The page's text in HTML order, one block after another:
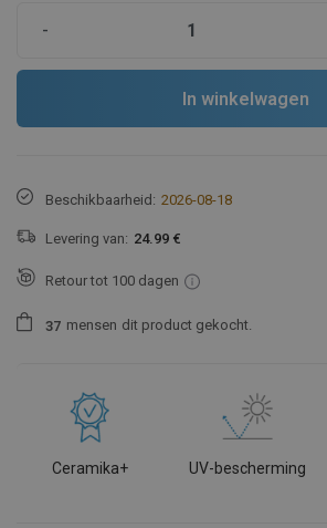
-
In winkelwagen
Beschikbaarheid: 2026-08-18
Levering van: 24.99 €
Retour tot 100 dagen
37 mensen dit product gekocht.
Ceramika+ UV-bescherming